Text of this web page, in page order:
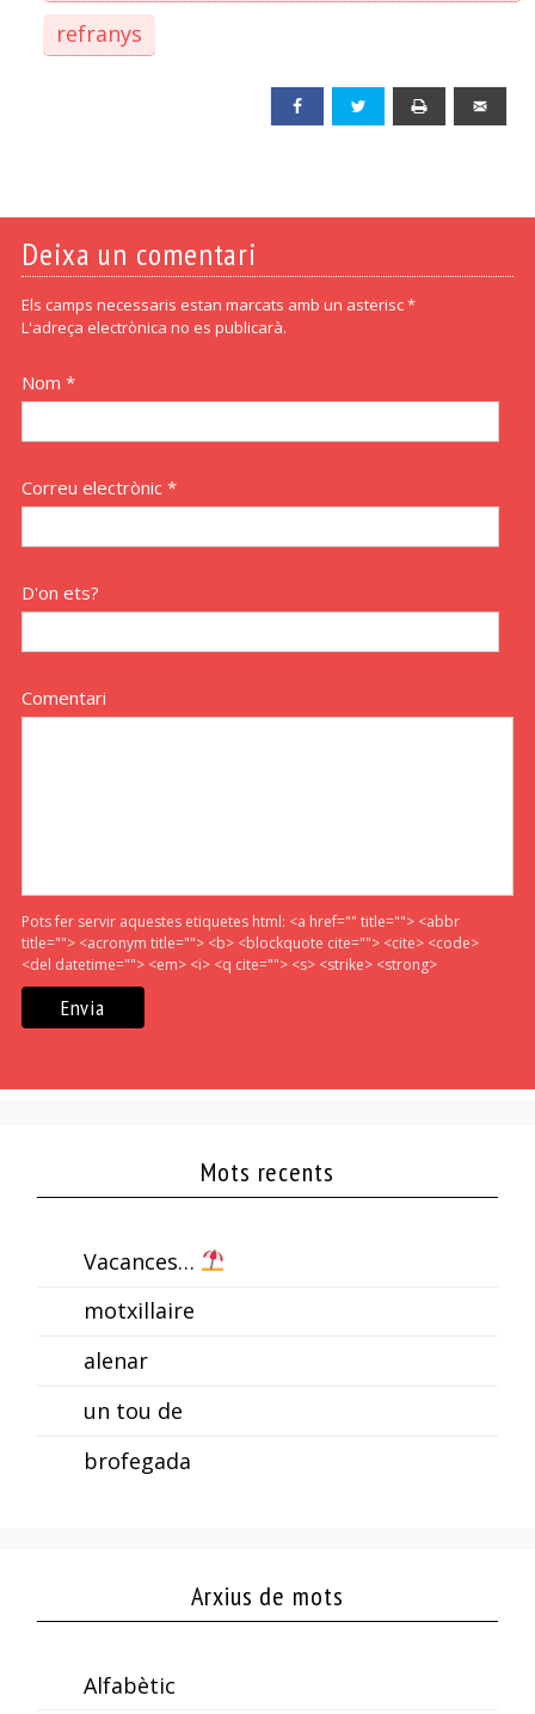
refranys
Facebook Twitter
Deixa un comentari
Els camps necessaris estan marcats amb un asterisc *
L'adreça electrònica no es publicarà.
Nom *
Correu electrònic *
D'on ets?
Comentari
Pots fer servir aquestes etiquetes html: <a href="" title=""> <abbr
title=""> <acronym title=""> <b> <blockquote cite=""> <cite> <code>
<del datetime=""> <em> <i> <q cite=""> <s> <strike> <strong>
Mots recents
Vacances…
motxillaire
alenar
un tou de
brofegada
Arxius de mots
Alfabètic